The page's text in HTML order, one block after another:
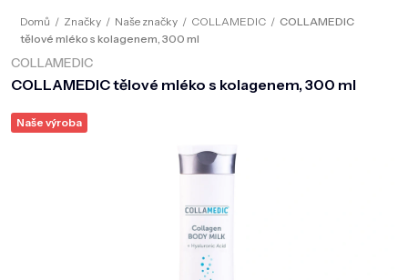
VLASY
ZDRAVÍ
KOSMETICKÉ PŘÍSTROJE
Domů / Značky / Naše značky / COLLAMEDIC / COLLAMEDIC
tělové mléko s kolagenem, 300 ml
COLLAMEDIC tělové mléko s kolagenem, 300 ml
COLLAMEDIC
Naše výroba